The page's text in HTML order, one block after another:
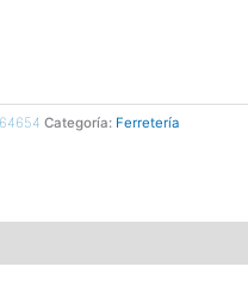
Categoría: Ferretería